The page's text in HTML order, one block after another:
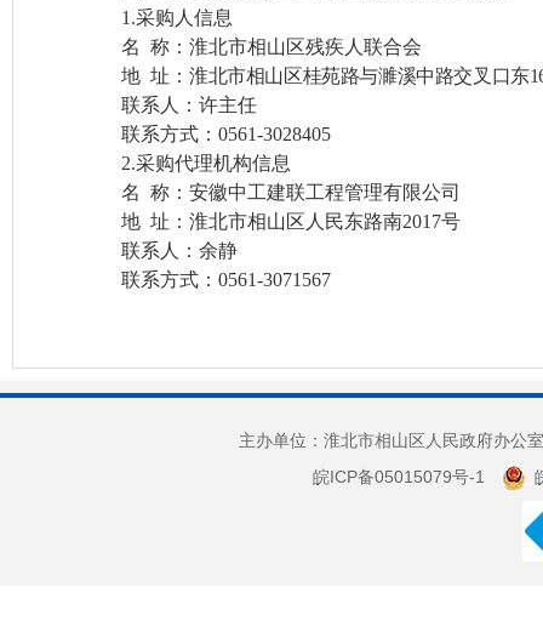
1.采购人信息
名 称： 淮北市相山区残疾人联合会
地 址： 淮北市相山区桂苑路与濉溪中路交叉口东
联系人： 许主任
联系方式： 0561-3028405
2.采购代理机构信息
名 称：安徽中工建联工程管理有限公司
地 址：淮北市相山区人民东路南2017号
联系人：余静
联系方式： 0561-3071567
主办单位：淮北市相山区人民政府办
皖ICP备05015079号-1